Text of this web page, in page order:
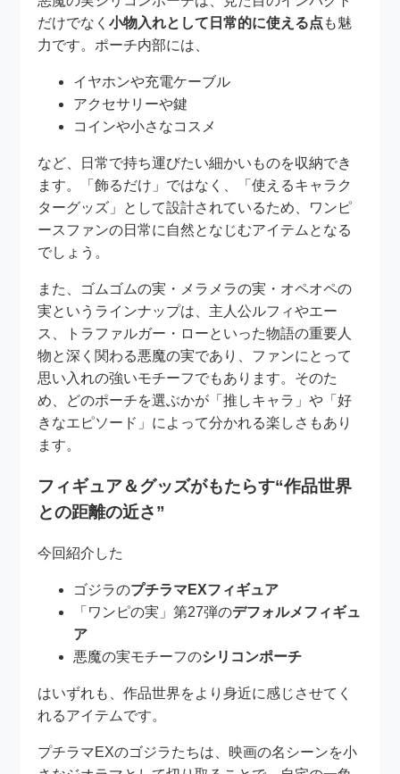
だけでなく小物入れとして日常的に使える点 も魅
力です。ポーチ内部には、
イヤホンや充電ケーブル
アクセサリーや鍵
コインや小さなコスメ
など、日常で持ち運びたい細かいものを収納でき
ます。「飾るだけ」ではなく、「使えるキャラク
ターグッズ」として設計されているため、ワンピ
ースファンの日常に自然となじむアイテムとなる
でしょう。
また、ゴムゴムの実・メラメラの実・オペオペの
実というラインナップは、主人公ルフィやエー
ス、トラファルガー・ローといった物語の重要人
物と深く関わる悪魔の実であり、ファンにとって
思い入れの強いモチーフでもあります。そのた
め、どのポーチを選ぶかが「推しキャラ」や「好
きなエピソード」によって分かれる楽しさもあり
ます。
フィギュア＆グッズがもたらす“作品世界
との距離の近さ”
今回紹介した
ゴジラのプチラマEXフィギュア
「ワンピの実」第27弾のデフォルメフィギュ
ア
悪魔の実モチーフのシリコンポーチ
はいずれも、作品世界をより身近に感じさせてく
れるアイテムです。
プチラマEXのゴジラたちは、映画の名シーンを小